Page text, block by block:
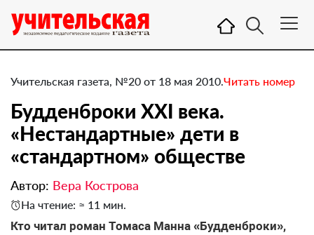
Учительская газета, №20 от 18 мая 2010.Читать номер
Будденброки XXI века.
«Нестандартные» дети в
«стандартном» обществе
Автор: Вера Кострова
На чтение: ≈ 11 мин.
Кто читал роман Томаса Манна «Будденброки»,